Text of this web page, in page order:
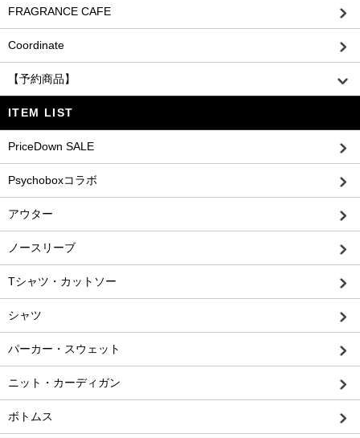
FRAGRANCE CAFE
Coordinate
【予約商品】
ITEM LIST
PriceDown SALE
Psychoboxコラボ
アウター
ノースリーブ
Tシャツ・カットソー
シャツ
パーカー・スウェット
ニット・カーディガン
ボトムス